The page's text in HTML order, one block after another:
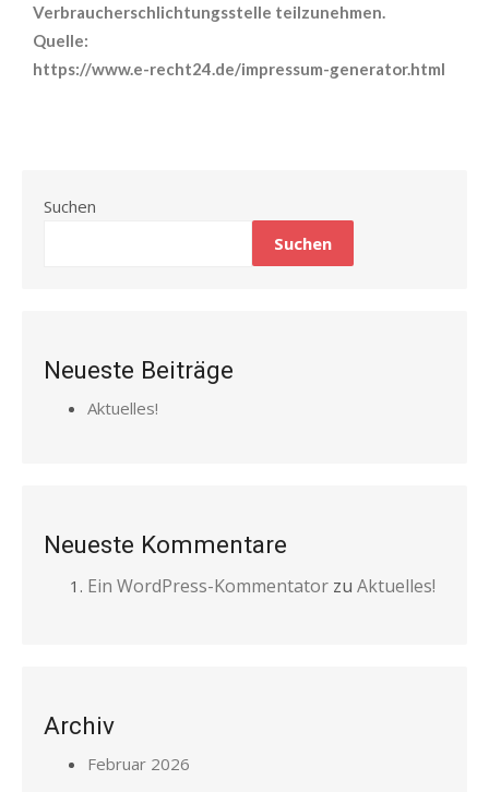
Verbraucherschlichtungsstelle teilzunehmen.
Quelle:
https://www.e-recht24.de/impressum-generator.html
Suchen
Suchen
Neueste Beiträge
Aktuelles!
Neueste Kommentare
Ein WordPress-Kommentator zu Aktuelles!
Archiv
Februar 2026